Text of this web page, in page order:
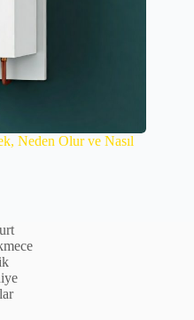
Neden Olur ve Nasıl